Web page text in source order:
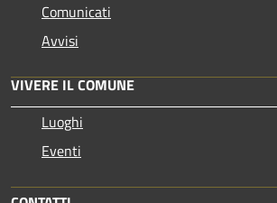
Comunicati
Avvisi
VIVERE IL COMUNE
Luoghi
Eventi